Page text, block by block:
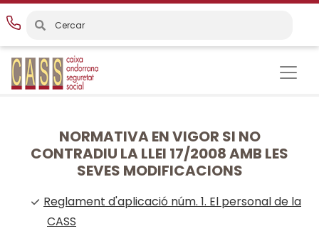
Vés
al
contingut
NORMATIVA EN VIGOR SI NO
CONTRADIU LA LLEI 17/2008 AMB LES
SEVES MODIFICACIONS
Reglament d'aplicació núm. 1. El personal de la
CASS